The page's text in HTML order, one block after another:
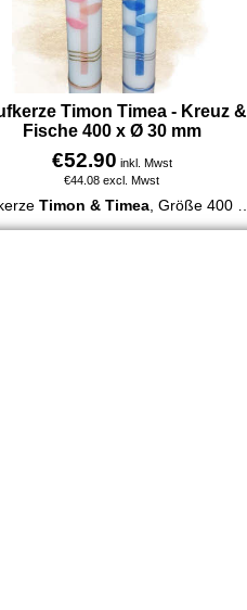
Timon Timea - Kreuz &
Fische 400 x Ø 30 mm
€52.90 inkl. Mwst
€44.08 excl. Mwst
Timon & Timea, Größe 400 x Ø 30 mm.